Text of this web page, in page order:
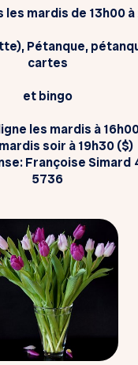
mardis de 13h00 à
Pétanque,
cartes
et bingo
les mardis à
soir à 19h30 ($)
Françoise Simard
5736